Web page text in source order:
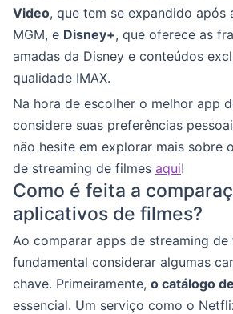
Video, que tem se expandido após
MGM, e Disney+, que oferece as
amadas da Disney e conteúdos
qualidade IMAX.
Na hora de escolher o melhor app
considere suas preferências
não hesite em explorar mais sobre
de streaming de filmes aqui!
Como é feita a
aplicativos de filmes?
Ao comparar apps de streaming de
fundamental considerar algumas
chave. Primeiramente, o catálogo
essencial. Um serviço como o